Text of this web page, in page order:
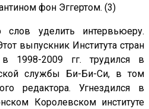
фон Эггертом. (3)
уделить интервьюеру.
выпускник Института стран
2009 гг. трудился в
службы Би-Би-Си, в том
редактора. Угнездился в
Королевском институте